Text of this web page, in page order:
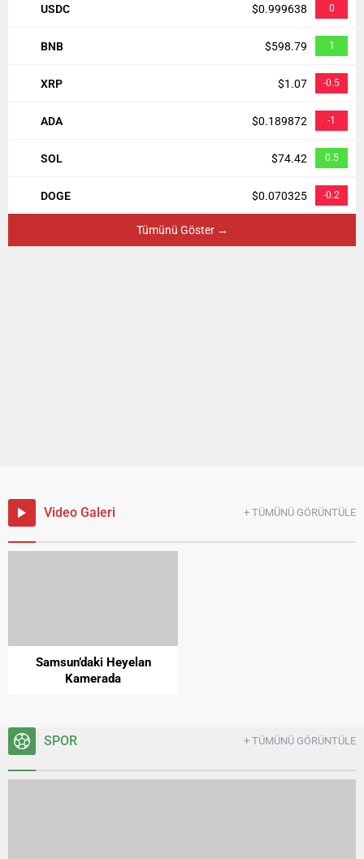
USDC $0.999638 0
BNB $598.79 1
XRP $1.07 -0.5
ADA $0.189872 -1
SOL $74.42 0.5
DOGE $0.070325 -0.2
Tümünü Göster →
Video Galeri + TÜMÜNÜ GÖRÜNTÜLE
Samsun’daki Heyelan
Kamerada
SPOR + TÜMÜNÜ GÖRÜNTÜLE